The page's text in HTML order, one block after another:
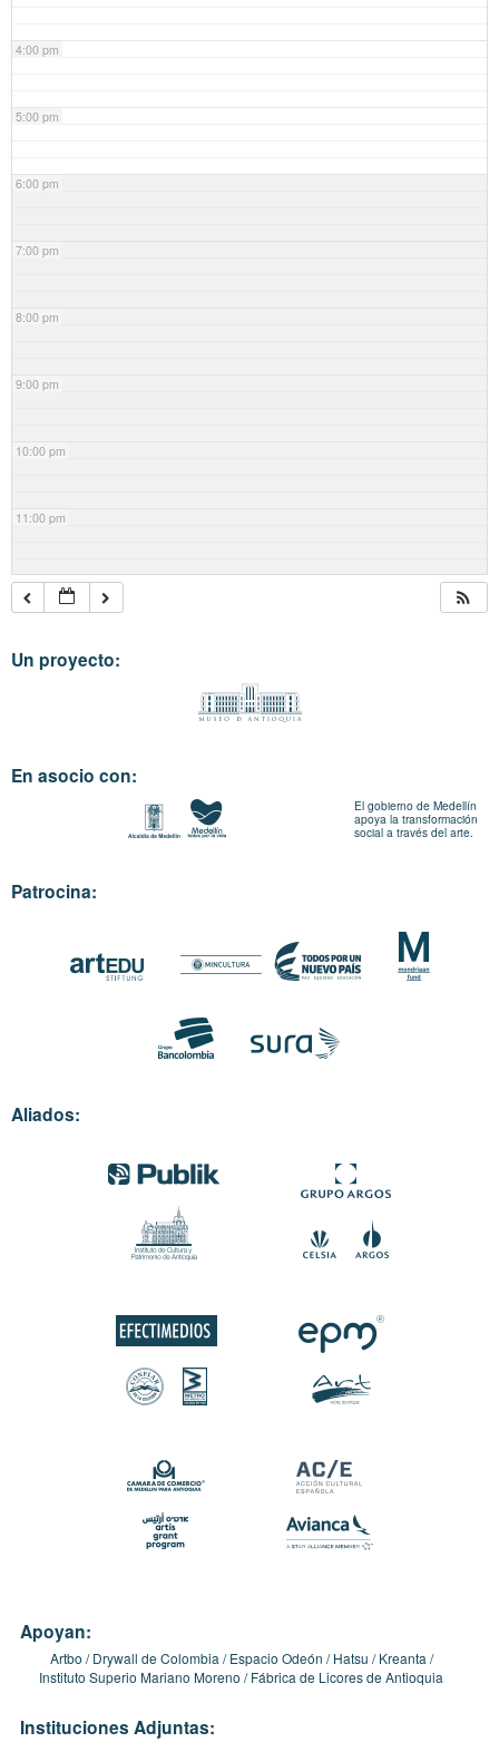
4:00 pm
5:00 pm
6:00 pm
7:00 pm
8:00 pm
9:00 pm
10:00 pm
11:00 pm
Un proyecto:
En asocio con:
El gobierno de Medellín
apoya la transformación
social a través del arte.
Patrocina:
Aliados:
Apoyan:
Artbo Drywall de Colombia Espacio Odeón Hatsu
Kreanta
Instituto Superio Mariano Moreno
Fábrica de Licores de Antioquia
Instituciones Adjuntas: